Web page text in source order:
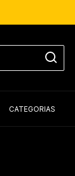
CATEGORIAS